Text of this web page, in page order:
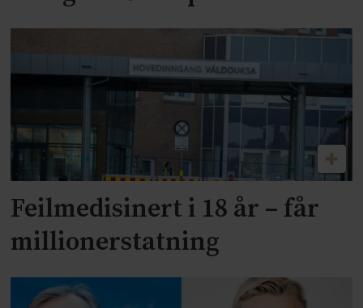
Feilmedisinert i 18 år – får
millionerstatning